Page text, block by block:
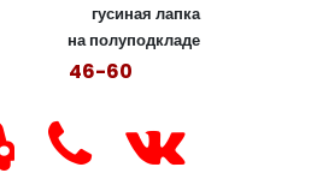
гусиная лапка
на полуподкладе
46-60